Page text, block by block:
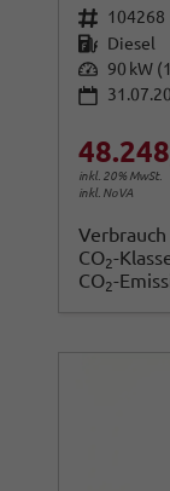
Fahrzeugnr. 104268
Kraftstoff Diesel
Leistung 90 kW
inkl. 20% MwSt.
inkl. NoVA
CO2-
CO2-